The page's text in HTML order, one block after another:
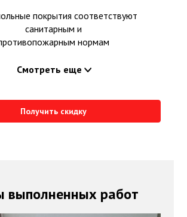
покрытия соответствуют
санитарным и
нормам
Смотреть еще
Получить скидку
выполненных работ